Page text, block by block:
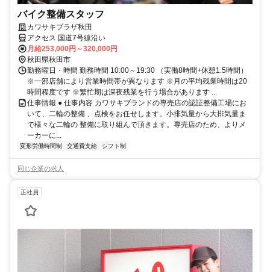
バイク整備スタッフ
カワサキプラザ秋田
アクセス 国道7号線沿い
月給253,000円～320,000円
秋田県秋田市
勤務曜日・時間 勤務時間 10:00～19:30 （実働8時間+休憩1.5時間）
※一部店舗により営業時間帯が異なります ※月の平均残業時間は20
時間程度です ※繁忙期は深夜残業を行う場合があります ...
仕事情報 ● 仕事内容 カワサキブランドの専売店の認証整備工場にお
いて、二輪の整備 、点検をお任せします。小排気量から大排気量ま
で様々な二輪の 整備に取り組んで頂きます。専売店のため、よりメ
ーカーに...
変形労働時間制 交通費支給 シフト制
同じ企業の求人
正社員